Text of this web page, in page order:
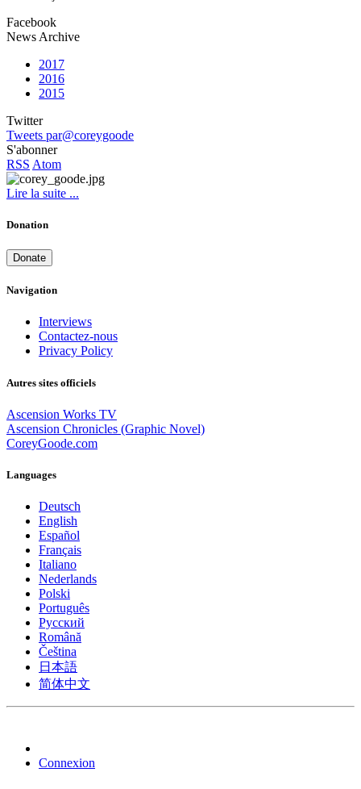
Facebook
News Archive
2017
2016
2015
Twitter
Tweets par@coreygoode
S'abonner
RSS Atom
Lire la suite ...
Donation
Donate
Navigation
Interviews
Contactez-nous
Privacy Policy
Autres sites officiels
Ascension Works TV
Ascension Chronicles (Graphic Novel)
CoreyGoode.com
Languages
Deutsch
English
Español
Français
Italiano
Nederlands
Polski
Português
Pусский
Română
Čeština
日本語
简体中文
Connexion